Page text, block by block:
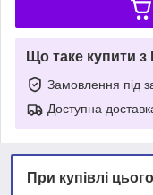
Що таке купити
Замовлення під
Доступна
При купівлі